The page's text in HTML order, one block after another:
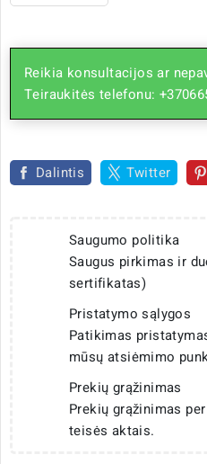
Reikia konsultacijos ar
Teiraukitės telefonu:
Dalintis Twitter
Saugumo politika
Saugus pirkimas ir
sertifikatas)
Pristatymo sąlygos
Patikimas
mūsų atsiėmimo
Prekių grąžinimas
Prekių grąžinimas
teisės aktais.